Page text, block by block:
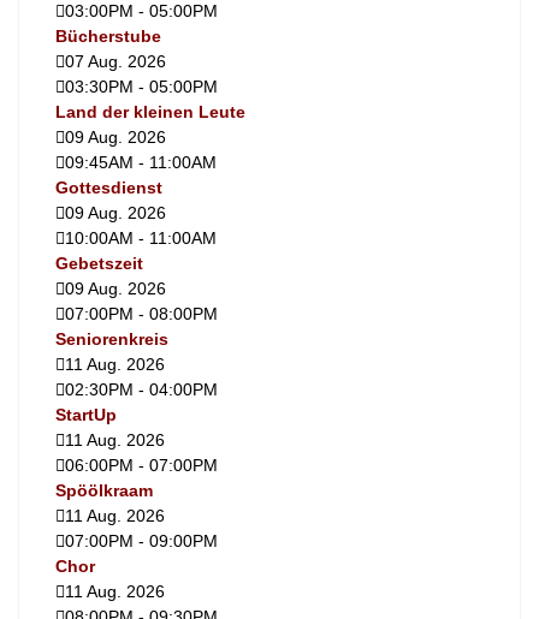
03:00PM - 05:00PM
Bücherstube
07 Aug. 2026
03:30PM - 05:00PM
Land der kleinen Leute
09 Aug. 2026
09:45AM - 11:00AM
Gottesdienst
09 Aug. 2026
10:00AM - 11:00AM
Gebetszeit
09 Aug. 2026
07:00PM - 08:00PM
Seniorenkreis
11 Aug. 2026
02:30PM - 04:00PM
StartUp
11 Aug. 2026
06:00PM - 07:00PM
Spöölkraam
11 Aug. 2026
07:00PM - 09:00PM
Chor
11 Aug. 2026